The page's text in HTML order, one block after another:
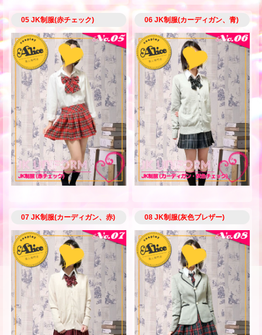
05 JK制服(赤チェック) 06 JK制服(カーディガン、青)
07 JK制服(カーディガン、赤) 08 JK制服(灰色ブレザー)